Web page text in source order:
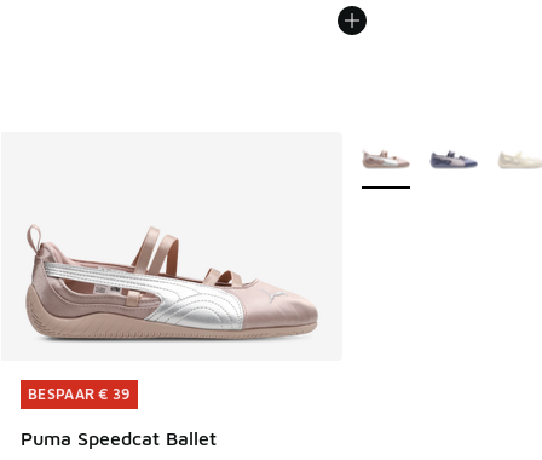
BESPAAR € 39
Puma Speedcat Ballet
BESPAAR € 39
Meer kleuren